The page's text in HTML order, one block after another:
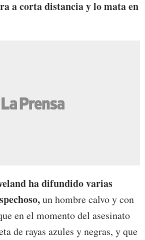
a corta distancia y lo mata en
ha difundido varias
un hombre calvo y con
en el momento del asesinato
de rayas azules y negras, y que